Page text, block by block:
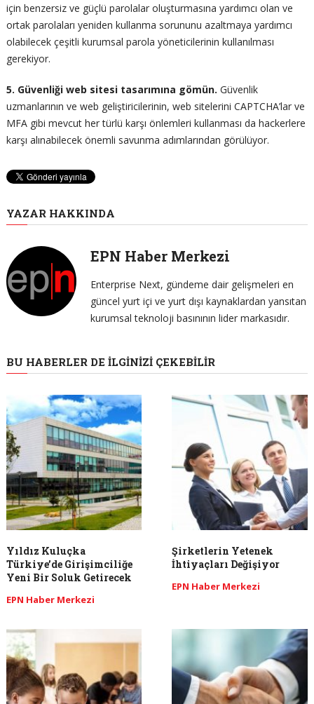
için benzersiz ve güçlü parolalar oluşturmasına yardımcı olan ve
ortak parolaları yeniden kullanma sorununu azaltmaya yardımcı
olabilecek çeşitli kurumsal parola yöneticilerinin kullanılması
gerekiyor.
5. Güvenliği web sitesi tasarımına gömün. Güvenlik
uzmanlarının ve web geliştiricilerinin, web sitelerini CAPTCHA’lar ve
MFA gibi mevcut her türlü karşı önlemleri kullanması da hackerlere
karşı alınabilecek önemli savunma adımlarından görülüyor.
YAZAR HAKKINDA
EPN Haber Merkezi
Enterprise Next, gündeme dair gelişmeleri en
güncel yurt içi ve yurt dışı kaynaklardan yansıtan
kurumsal teknoloji basınının lider markasıdır.
BU HABERLER DE İLGINIZI ÇEKEBILIR
Yıldız Kuluçka
Türkiye’de Girişimciliğe
Yeni Bir Soluk Getirecek
EPN Haber Merkezi
Şirketlerin Yetenek
İhtiyaçları Değişiyor
EPN Haber Merkezi